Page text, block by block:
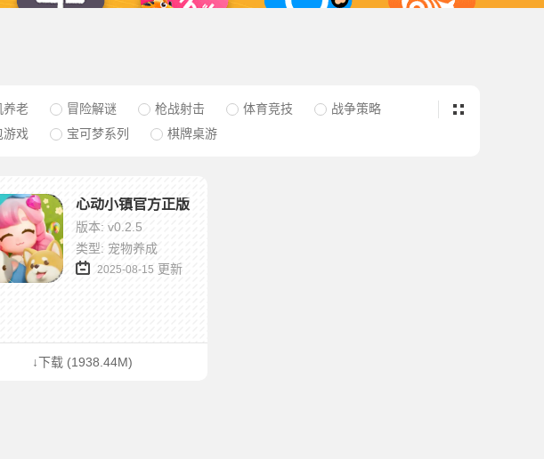
养老 冒险解谜 枪战射击 体育竞技
战争策略
游戏 宝可梦系列 棋牌桌游
心动小镇官方正版
版本: v0.2.5
类型: 宠物养成
2025-08-15 更新
↓下载 (1938.44M)